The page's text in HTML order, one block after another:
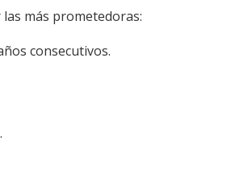
más prometedoras:
consecutivos.